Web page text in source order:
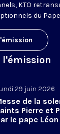
KTO
du
l'émission
29 juin 2026
de la
Pierre et
le pape